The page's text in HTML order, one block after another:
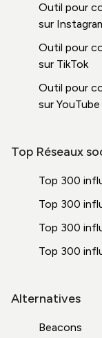
Outil pour
sur
Outil pour
sur TikTok
Outil pour
sur YouTube
Top Réseaux
Top 300
Top 300
Top 300
Top 300
Alternatives
Beacons